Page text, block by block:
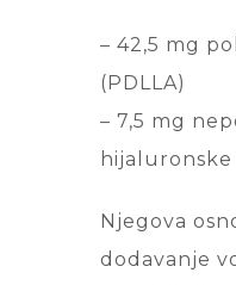
– 42,5 mg
(PDLLA)
– 7,5 mg
hijaluronske
Njegova
dodavanje